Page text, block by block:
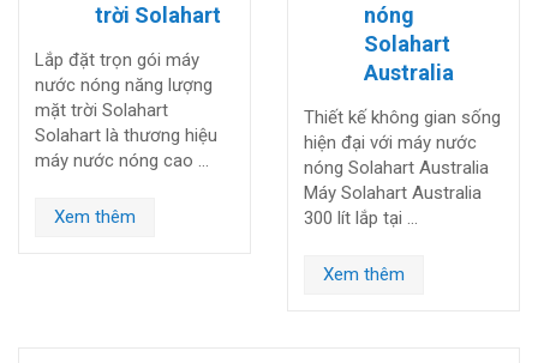
trời Solahart
Lắp đặt trọn gói máy
nước nóng năng lượng
mặt trời Solahart
Solahart là thương hiệu
máy nước nóng cao …
Xem thêm
nóng
Solahart
Australia
Thiết kế không gian sống
hiện đại với máy nước
nóng Solahart Australia
Máy Solahart Australia
300 lít lắp tại …
Xem thêm